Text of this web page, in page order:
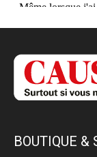
BOUTIQUE &